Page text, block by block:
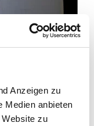
Anzeigen zu
Medien anbieten
zu